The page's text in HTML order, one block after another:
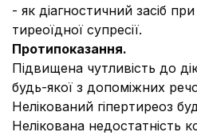
- як діагностичний засіб
тиреоїдної супресії.
Протипоказання.
Підвищена чутливість до
будь-якої з допоміжних
Нелікований гіпертиреоз
Нелікована недостатність